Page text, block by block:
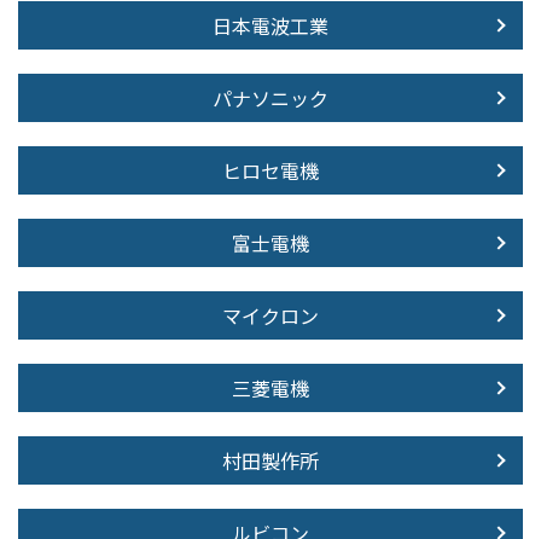
日本電波工業
パナソニック
ヒロセ電機
富士電機
マイクロン
三菱電機
村田製作所
ルビコン